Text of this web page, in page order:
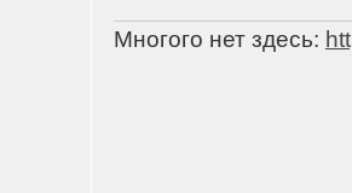
Многого нет здесь: